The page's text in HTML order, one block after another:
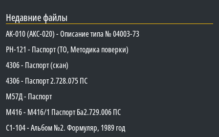
Недавние файлы
АК-010 (АКС-020) - Описание типа № 04003-73
PH-121 - Паспорт (ТО, Методика поверки)
4306 - Паспорт (скан)
4306 - Паспорт 2.728.075 ПС
М57Д - Паспорт
М416 - М416/1 Паспорт Ба2.729.006 ПС
C1-104 - Альбом №2. Формуляр, 1989 год